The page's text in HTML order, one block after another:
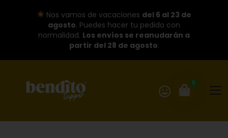
Nos vamos de vacaciones del 6 al 23 de
agosto. Puedes hacer tu pedido con
normalidad. Los envíos se reanudarán a
partir del 28 de agosto.
0